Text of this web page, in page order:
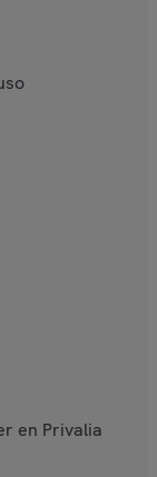
en Privalia